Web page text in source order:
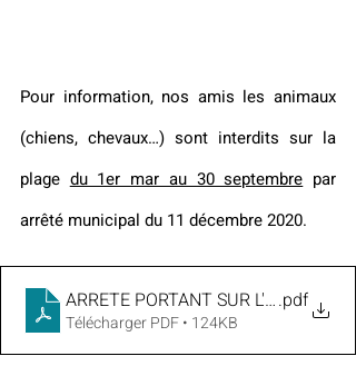
Pour information, nos amis les animaux
(chiens, chevaux…) sont interdits sur la
plage du 1er mar au 30 septembre par
arrêté municipal du 11 décembre 2020.
ARRETE PORTANT SUR .pdf
Télécharger PDF • 124KB